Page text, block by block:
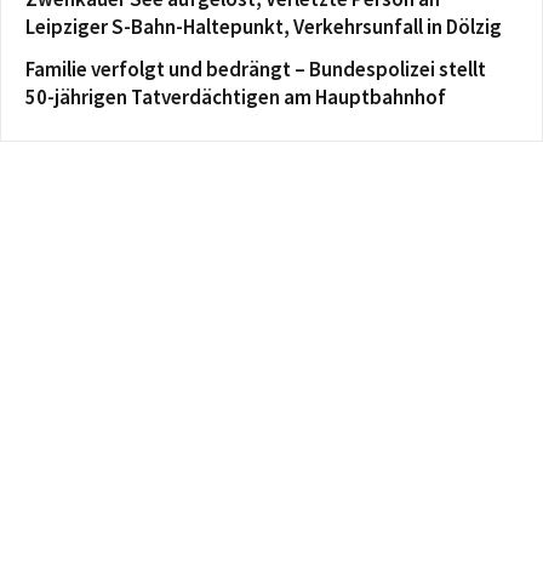
Leipziger S-Bahn-Haltepunkt, Verkehrsunfall in Dölzig
Familie verfolgt und bedrängt – Bundespolizei stellt
50-jährigen Tatverdächtigen am Hauptbahnhof